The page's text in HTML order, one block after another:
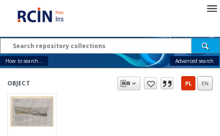
How to search... Advanced search
OBJECT PL EN